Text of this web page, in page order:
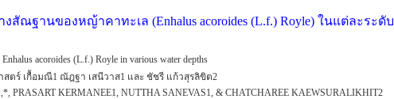
สัณฐานของหญ้าคาทะเล (Enhalus acoroides (L.f.) Royle) ในแต่ละระดับ
acoroides (L.f.) Royle in various water depths
ตร์ เกื้อมณี1 ณัฎฐา เสนีวาส1 และ ชัชรี แก้วสุรลิขิต2
PRASART KERMANEE1, NUTTHA SANEVAS1, & CHATCHAREE KAEWSURALIKHIT2